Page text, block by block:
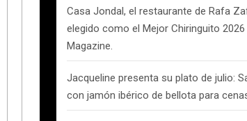
Casa Jondal, el restaurante de Rafa
elegido como el Mejor Chiringuito
Magazine.
Jacqueline presenta su plato de julio:
con jamón ibérico de bellota para